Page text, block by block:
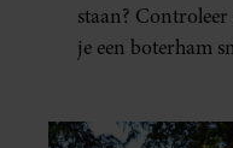
staan?
je een boterham